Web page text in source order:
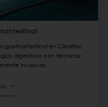
gastrointestinal en Clinaltec.
digestivas con técnicas
invasivas.